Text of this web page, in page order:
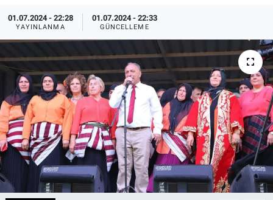
01.07.2024 - 22:28
YAYINLANMA
01.07.2024 - 22:33
GÜNCELLEME